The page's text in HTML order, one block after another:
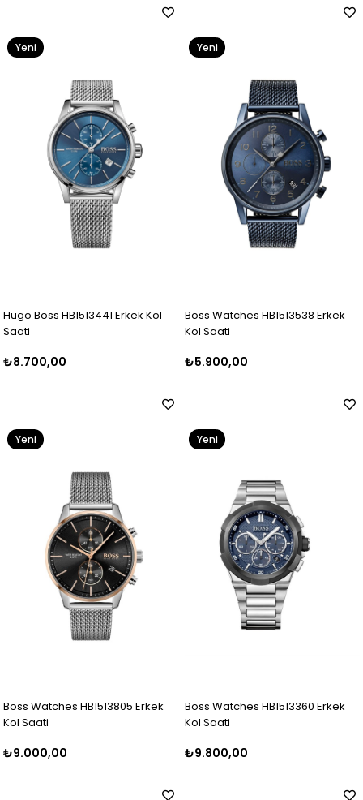
Hugo Boss HB1513441 Erkek Kol
Saati
₺8.700,00
Yeni
Boss Watches HB1513538 Erkek
Kol Saati
₺5.900,00
Yeni
Boss Watches HB1513805 Erkek
Kol Saati
₺9.000,00
Yeni
Boss Watches HB1513360 Erkek
Kol Saati
₺9.800,00
Yeni